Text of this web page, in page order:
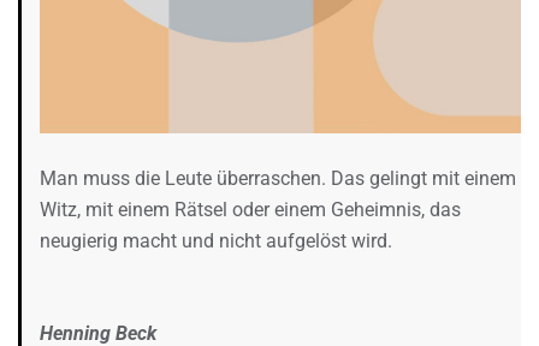
Man muss die Leute überraschen. Das gelingt mit einem
Witz, mit einem Rätsel oder einem Geheimnis, das
neugierig macht und nicht aufgelöst wird.
Henning Beck